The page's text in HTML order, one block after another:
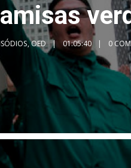
,OED 01:05:40 0